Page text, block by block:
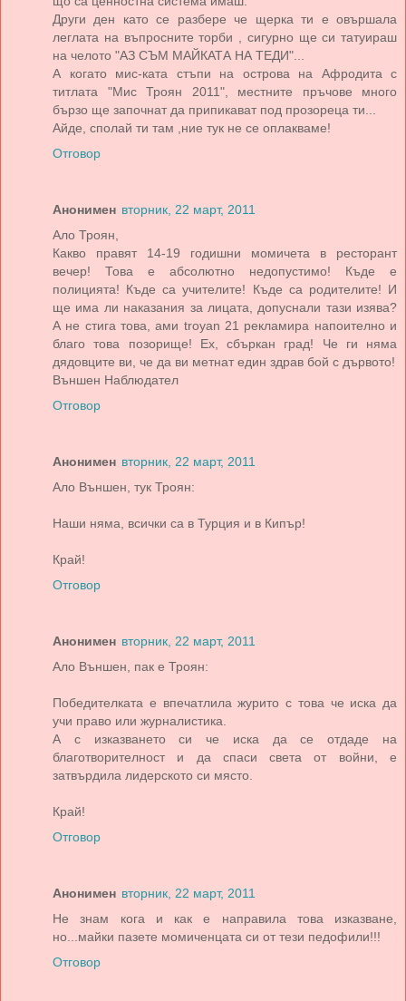
Други ден като се разбере че щерка ти е овършала
леглата на въпросните торби , сигурно ще си татуираш
на челото "АЗ СЪМ МАЙКАТА НА ТЕДИ"...
А когато мис-ката стъпи на острова на Афродита с
титлата "Мис Троян 2011", местните пръчове много
бързо ще започнат да припикават под прозореца ти...
Айде, сполай ти там ,ние тук не се оплакваме!
Отговор
Анонимен вторник, 22 март, 2011
Ало Троян,
Какво правят 14-19 годишни момичета в ресторант
вечер! Това е абсолютно недопустимо! Къде е
полицията! Къде са учителите! Къде са родителите! И
ще има ли наказания за лицата, допуснали тази изява?
А не стига това, ами troyan 21 рекламира напоително и
благо това позорище! Ех, сбъркан град! Че ги няма
дядовците ви, че да ви метнат един здрав бой с дървото!
Външен Наблюдател
Отговор
Анонимен вторник, 22 март, 2011
Ало Външен, тук Троян:
Наши няма, всички са в Турция и в Кипър!
Край!
Отговор
Анонимен вторник, 22 март, 2011
Ало Външен, пак е Троян:
Победителката е впечатлила журито с това че иска да
учи право или журналистика.
А с изказването си че иска да се отдаде на
благотворителност и да спаси света от войни, е
затвърдила лидерското си място.
Край!
Отговор
Анонимен вторник, 22 март, 2011
Не знам кога и как е направила това изказване,
но...майки пазете момиченцата си от тези педофили!!!
Отговор